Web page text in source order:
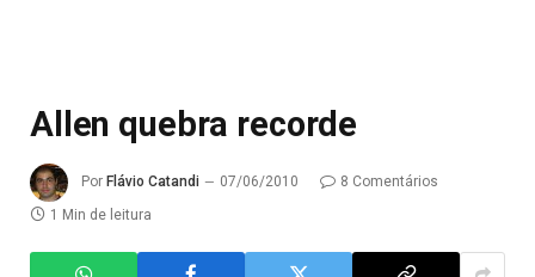
Allen quebra recorde
Por Flávio Catandi 07/06/2010
8 Comentários
1 Min de leitura